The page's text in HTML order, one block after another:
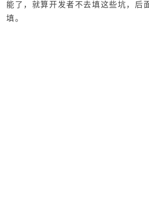
能了，就算开发者不去填这些坑，后
填。